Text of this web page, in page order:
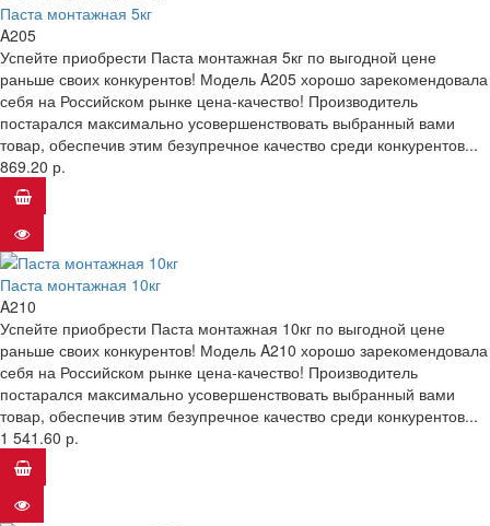
Паста монтажная 5кг
A205
Успейте приобрести Паста монтажная 5кг по выгодной цене
раньше своих конкурентов! Модель A205 хорошо зарекомендовала
себя на Российском рынке цена-качество! Производитель
постарался максимально усовершенствовать выбранный вами
товар, обеспечив этим безупречное качество среди конкурентов...
869.20 р.
Паста монтажная 10кг
A210
Успейте приобрести Паста монтажная 10кг по выгодной цене
раньше своих конкурентов! Модель A210 хорошо зарекомендовала
себя на Российском рынке цена-качество! Производитель
постарался максимально усовершенствовать выбранный вами
товар, обеспечив этим безупречное качество среди конкурентов...
1 541.60 р.